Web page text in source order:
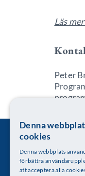
Läs
Peter
Denna
cookies
Denna webbplats
förbättra
att acceptera alla